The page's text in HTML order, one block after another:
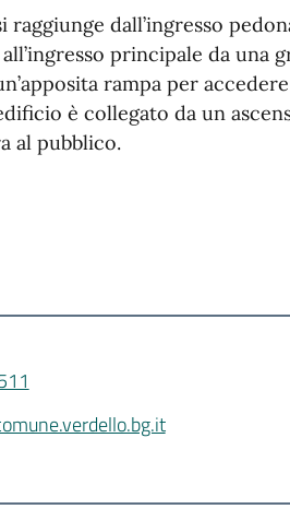
raggiunge dall’ingresso
principale da una
rampa per
è collegato da un
al pubblico.